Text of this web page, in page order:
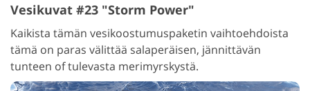
Vesikuvat #23 "Storm Power"
Kaikista tämän vesikoostumuspaketin vaihtoehdoista
tämä on paras välittää salaperäisen, jännittävän
tunteen of tulevasta merimyrskystä.